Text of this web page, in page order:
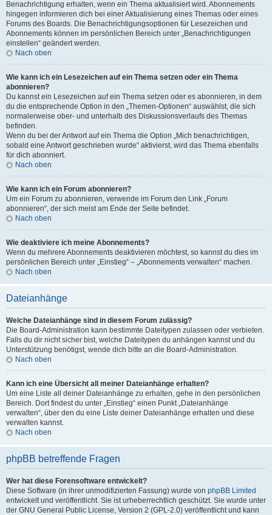
Benachrichtigung erhalten, wenn ein Thema aktualisiert wird. Abonnements
hingegen informieren dich bei einer Aktualisierung eines Themas oder eines
Forums des Boards. Die Benachrichtigungsoptionen für Lesezeichen und
Abonnements können im persönlichen Bereich unter „Benachrichtigungen
einstellen“ geändert werden.
Nach oben
Wie kann ich ein Lesezeichen auf ein Thema setzen oder ein Thema
abonnieren?
Du kannst ein Lesezeichen auf ein Thema setzen oder es abonnieren, in dem
du die entsprechende Option in den „Themen-Optionen“ auswählst, die sich
normalerweise ober- und unterhalb des Diskussionsverlaufs des Themas
befinden.
Wenn du bei der Antwort auf ein Thema die Option „Mich benachrichtigen,
sobald eine Antwort geschrieben wurde“ aktivierst, wird das Thema ebenfalls
für dich abonniert.
Nach oben
Wie kann ich ein Forum abonnieren?
Um ein Forum zu abonnieren, verwende im Forum den Link „Forum
abonnieren“, der sich meist am Ende der Seite befindet.
Nach oben
Wie deaktiviere ich meine Abonnements?
Wenn du mehrere Abonnements deaktivieren möchtest, so kannst du dies im
persönlichen Bereich unter „Einstieg“ – „Abonnements verwalten“ machen.
Nach oben
Dateianhänge
Welche Dateianhänge sind in diesem Forum zulässig?
Die Board-Administration kann bestimmte Dateitypen zulassen oder verbieten.
Falls du dir nicht sicher bist, welche Dateitypen du anhängen kannst und du
Unterstützung benötigst, wende dich bitte an die Board-Administration.
Nach oben
Kann ich eine Übersicht all meiner Dateianhänge erhalten?
Um eine Liste all deiner Dateianhänge zu erhalten, gehe in den persönlichen
Bereich. Dort findest du unter „Einstieg“ einen Punkt „Dateianhänge
verwalten“, über den du eine Liste deiner Dateianhänge erhalten und diese
verwalten kannst.
Nach oben
phpBB betreffende Fragen
Wer hat diese Forensoftware entwickelt?
Diese Software (in ihrer unmodifizierten Fassung) wurde von phpBB Limited
entwickelt und veröffentlicht. Sie ist urheberrechtlich geschützt. Sie wurde unter
der GNU General Public License, Version 2 (GPL-2.0) veröffentlicht und kann